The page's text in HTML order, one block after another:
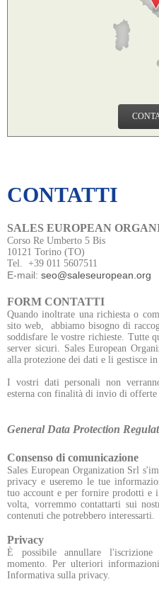
CONTATTI
SALES EUROPEAN
Corso Re Umberto 5 Bis
10121 Torino (TO)
Tel. +39 011 5607511
E-mail: seo@saleseuropean.org
FORM CONTATTI
Quando inoltrate una richiesta o
sito web, abbiamo bisogno di
soddisfare le vostre richieste. Tutte
server sicuri. Sales European
alla protezione dei dati e li gestisce
I vostri dati personali non
esterna con finalità di invio di
General Data Protection
Consenso di comunicazione
Sales European Organization Srl
privacy e useremo le tue
tuo account e per fornire prodotti e
volta, vorremmo contattarti sui
contenuti che potrebbero interessarti.
Privacy
È possibile annullare
momento. Per ulteriori
Informativa sulla privacy.